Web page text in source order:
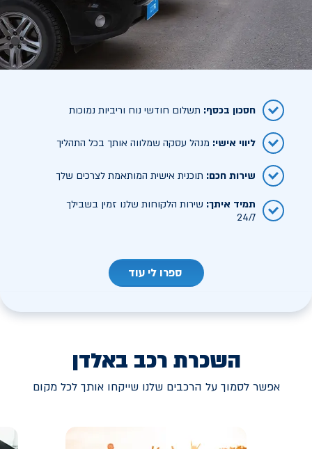
חסכון בכסף: תשלום חודשי נוח וריביות נמוכות
ליווי אישי: מנהל עסקה שמלווה אותך בכל התהליך
שירות חכם: תוכנית אישית המותאמת לצרכים שלך
תמיד איתך: שירות הלקוחות שלנו זמין בשבילך
24/7
ספרו לי עוד
השכרת רכב באלדן
אפשר לסמוך על הרכבים שלנו שייקחו אותך לכל מקום